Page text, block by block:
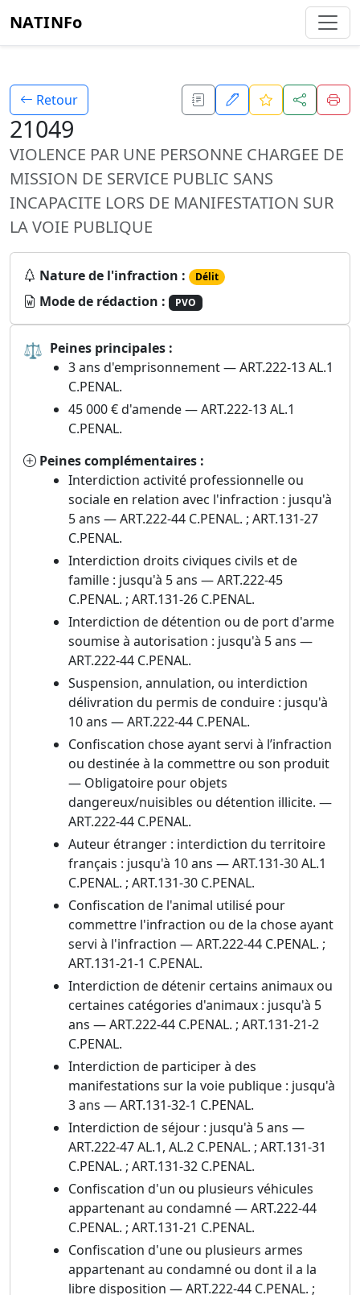
NATINFo
Retour
21049
VIOLENCE PAR UNE PERSONNE CHARGEE DE
MISSION DE SERVICE PUBLIC SANS
INCAPACITE LORS DE MANIFESTATION SUR
LA VOIE PUBLIQUE
Nature de l'infraction : Délit
Mode de rédaction : PVO
⚖ Peines principales :
3 ans d'emprisonnement — ART.222-13 AL.1
C.PENAL.
45 000 € d'amende — ART.222-13 AL.1
C.PENAL.
Peines complémentaires :
Interdiction activité professionnelle ou
sociale en relation avec l'infraction : jusqu'à
5 ans — ART.222-44 C.PENAL. ; ART.131-27
C.PENAL.
Interdiction droits civiques civils et de
famille : jusqu'à 5 ans — ART.222-45
C.PENAL. ; ART.131-26 C.PENAL.
Interdiction de détention ou de port d'arme
soumise à autorisation : jusqu'à 5 ans —
ART.222-44 C.PENAL.
Suspension, annulation, ou interdiction
délivration du permis de conduire : jusqu'à
10 ans — ART.222-44 C.PENAL.
Confiscation chose ayant servi à l’infraction
ou destinée à la commettre ou son produit
— Obligatoire pour objets
dangereux/nuisibles ou détention illicite. —
ART.222-44 C.PENAL.
Auteur étranger : interdiction du territoire
français : jusqu'à 10 ans — ART.131-30 AL.1
C.PENAL. ; ART.131-30 C.PENAL.
Confiscation de l'animal utilisé pour
commettre l'infraction ou de la chose ayant
servi à l'infraction — ART.222-44 C.PENAL. ;
ART.131-21-1 C.PENAL.
Interdiction de détenir certains animaux ou
certaines catégories d'animaux : jusqu'à 5
ans — ART.222-44 C.PENAL. ; ART.131-21-2
C.PENAL.
Interdiction de participer à des
manifestations sur la voie publique : jusqu'à
3 ans — ART.131-32-1 C.PENAL.
Interdiction de séjour : jusqu'à 5 ans —
ART.222-47 AL.1, AL.2 C.PENAL. ; ART.131-31
C.PENAL. ; ART.131-32 C.PENAL.
Confiscation d'un ou plusieurs véhicules
appartenant au condamné — ART.222-44
C.PENAL. ; ART.131-21 C.PENAL.
Confiscation d'une ou plusieurs armes
appartenant au condamné ou dont il a la
libre disposition — ART.222-44 C.PENAL. ;